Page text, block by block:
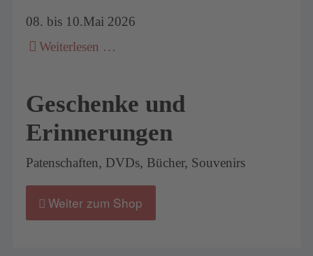
08. bis 10.Mai 2026
Weiterlesen …
Geschenke und
Erinnerungen
Patenschaften, DVDs, Bücher, Souvenirs
Weiter zum Shop